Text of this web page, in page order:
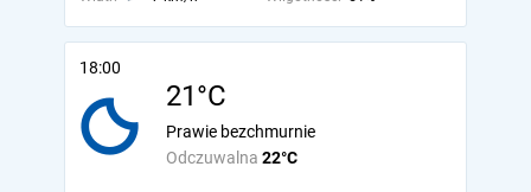
18:00
21°C
Odczuwalna 22°C
Prawie bezchmurnie